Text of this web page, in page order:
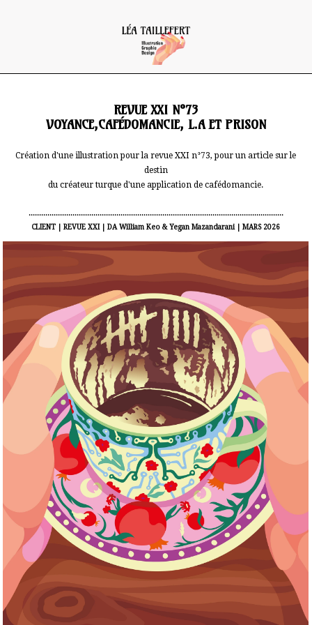
REVUE XXI N°73
VOYANCE,CAFÉDOMANCIE, L.A ET PRISON
Création d'une illustration pour la revue XXI n°73, pour un article sur le
destin
du créateur turque d'une application de cafédomancie.
..........................................................................................................................
CLIENT | REVUE XXI | DA William Keo & Yegan Mazandarani | MARS 2026